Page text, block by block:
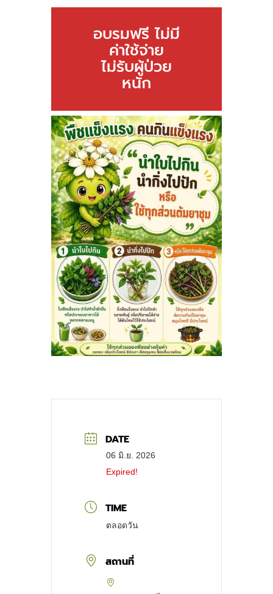
อบรมฟรี ไม่มี
ค่าใช้จ่าย
ไม่รับผู้ป่วย
หนัก
DATE
06 มิ.ย. 2026
Expired!
TIME
ตลอดวัน
สถานที่